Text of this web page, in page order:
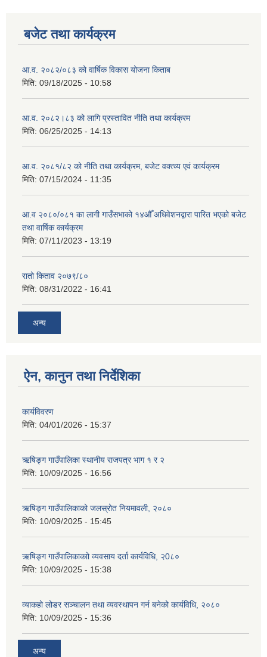
बजेट तथा कार्यक्रम
आ.व. २०८२/०८३ को वार्षिक विकास योजना किताब
मिति: 09/18/2025 - 10:58
आ.व. २०८२।८३ को लागि प्रस्तावित नीति तथा कार्यक्रम
मिति: 06/25/2025 - 14:13
आ.व. २०८१/८२ को नीति तथा कार्यक्रम, बजेट वक्त्व्य एवं कार्यक्रम
मिति: 07/15/2024 - 11:35
आ.व २०८०/०८१ का लागी गाउँसभाको १४औँ अधिवेशनद्वारा पारित भएको बजेट
तथा वार्षिक कार्यक्रम
मिति: 07/11/2023 - 13:19
रातो किताव २०७९/८०
मिति: 08/31/2022 - 16:41
अन्य
ऐन, कानुन तथा निर्देशिका
कार्यविवरण
मिति: 04/01/2026 - 15:37
ऋषिङ्ग गाउँपालिका स्थानीय राजपत्र भाग १ र २
मिति: 10/09/2025 - 16:56
ऋषिङ्ग गाउँपालिकाको जलस्रोत नियमावली, २०८०
मिति: 10/09/2025 - 15:45
ऋषिङ्ग गाउँपालिकाकाो व्यवसाय दर्ता कार्यविधि, २0८०
मिति: 10/09/2025 - 15:38
व्याकहो लोडर सञ्चालन तथा व्यवस्थापन गर्न बनेको कार्यविधि, २०८०
मिति: 10/09/2025 - 15:36
अन्य